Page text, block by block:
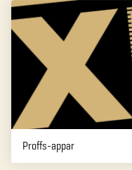
Proffs-appar